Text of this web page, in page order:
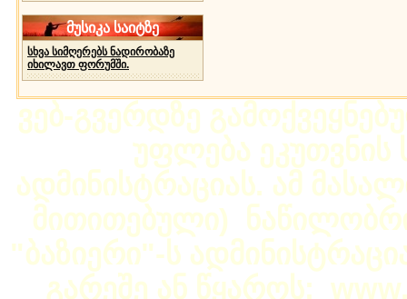
მუსიკა საიტზე
სხვა სიმღერებს ნადირობაზე
იხილავთ ფორუმში.
ვებ-გვერდზე
უფლება ეკუთვნის
ადმინისტრაციას. ამ
მითითებული)
"ბაზიერი"-ს
გარეშე ან წყაროს: